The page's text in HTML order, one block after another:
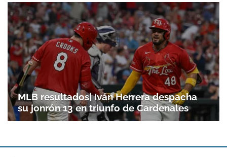
MLB resultados| Iván Herrera despacha
su jonrón 13 en triunfo de Cardenales